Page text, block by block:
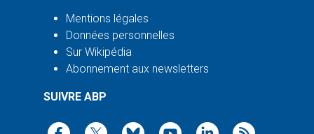
Mentions légales
Données personnelles
Sur Wikipédia
Abonnement aux newsletters
SUIVRE ABP